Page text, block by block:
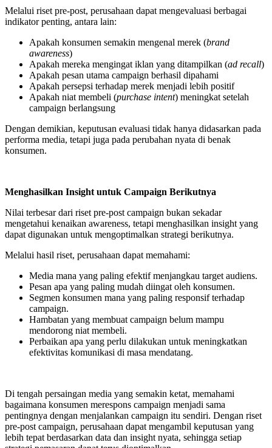
Melalui riset pre-post, perusahaan dapat mengevaluasi berbagai
indikator penting, antara lain:
Apakah konsumen semakin mengenal merek (brand
awareness)
Apakah mereka mengingat iklan yang ditampilkan (ad recall)
Apakah pesan utama campaign berhasil dipahami
Apakah persepsi terhadap merek menjadi lebih positif
Apakah niat membeli (purchase intent) meningkat setelah
campaign berlangsung
Dengan demikian, keputusan evaluasi tidak hanya didasarkan pada
performa media, tetapi juga pada perubahan nyata di benak
konsumen.
Menghasilkan Insight untuk Campaign Berikutnya
Nilai terbesar dari riset pre-post campaign bukan sekadar
mengetahui kenaikan awareness, tetapi menghasilkan insight yang
dapat digunakan untuk mengoptimalkan strategi berikutnya.
Melalui hasil riset, perusahaan dapat memahami:
Media mana yang paling efektif menjangkau target audiens.
Pesan apa yang paling mudah diingat oleh konsumen.
Segmen konsumen mana yang paling responsif terhadap
campaign.
Hambatan yang membuat campaign belum mampu
mendorong niat membeli.
Perbaikan apa yang perlu dilakukan untuk meningkatkan
efektivitas komunikasi di masa mendatang.
Di tengah persaingan media yang semakin ketat, memahami
bagaimana konsumen merespons campaign menjadi sama
pentingnya dengan menjalankan campaign itu sendiri. Dengan riset
pre-post campaign, perusahaan dapat mengambil keputusan yang
lebih tepat berdasarkan data dan insight nyata, sehingga setiap